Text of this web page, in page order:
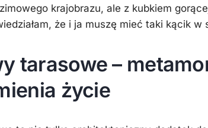
krajobrazu, ale z kubkiem
że i ja muszę mieć taki kącik w
tarasowe –
życie